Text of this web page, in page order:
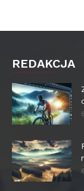
REDAKCJA